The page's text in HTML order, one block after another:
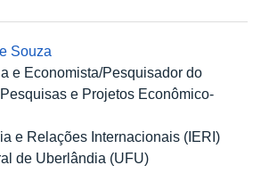
Souza
e Economista/Pesquisador do
e Projetos Econômico-
e Relações Internacionais (IERI)
de Uberlândia (UFU)